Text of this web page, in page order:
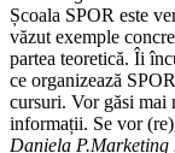
Școala SPOR este
văzut exemple
partea teoretică. Îi
ce organizează
cursuri. Vor găsi mai
informații. Se vor
Daniela P.Marketing